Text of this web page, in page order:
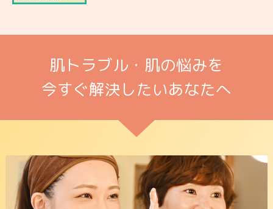
肌トラブル・肌の悩みを
今すぐ解決したいあなたへ